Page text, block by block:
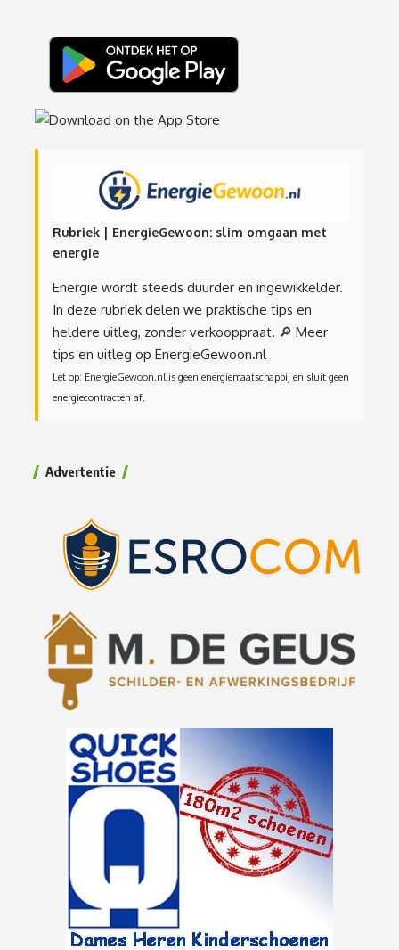
Rubriek | EnergieGewoon: slim omgaan met
energie
Energie wordt steeds duurder en ingewikkelder.
In deze rubriek delen we praktische tips en
heldere uitleg, zonder verkooppraat. 🔎 Meer
tips en uitleg op EnergieGewoon.nl
Let op: EnergieGewoon.nl is geen energiemaatschappij en sluit geen
energiecontracten af.
Advertentie